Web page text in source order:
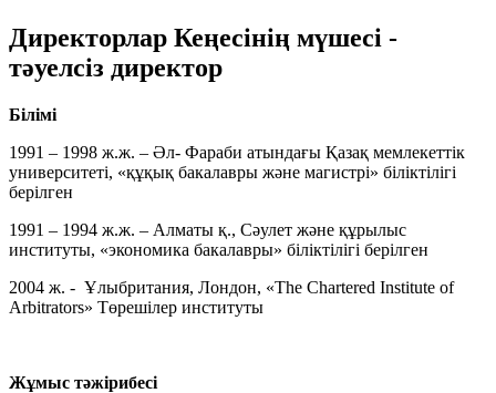
Директорлар Кеңесінің мүшесі -
тәуелсіз директор
Білімі
1991 – 1998 ж.ж. – Әл- Фараби атындағы Қазақ мемлекеттік
университеті, «құқық бакалавры және магистрі» біліктілігі
берілген
1991 – 1994 ж.ж. – Алматы қ., Сәулет және құрылыс
институты, «экономика бакалавры» біліктілігі берілген
2004 ж. - Ұлыбритания, Лондон, «The Chartered Institute of
Arbitrators» Төрешілер институты
Жұмыс тәжірибесі